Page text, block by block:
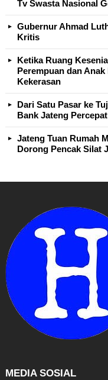
Tv Swasta Nasional
Gubernur Ahmad
Kritis
Ketika Ruang
Perempuan dan
Kekerasan
Dari Satu Pasar ke
Bank Jateng
Jateng Tuan Rumah
Dorong Pencak Silat
MEDIA SOSIAL